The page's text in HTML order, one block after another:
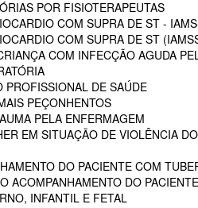
POR FISIOTERAPEUTAS
COM SUPRA DE ST -
COM SUPRA DE ST
COM INFECÇÃO AGUDA
PROFISSIONAL DE SAÚDE
PEÇONHENTOS
PELA ENFERMAGEM
EM SITUAÇÃO DE VIOLÊNCIA
DO PACIENTE COM
ACOMPANHAMENTO DO
INFANTIL E FETAL